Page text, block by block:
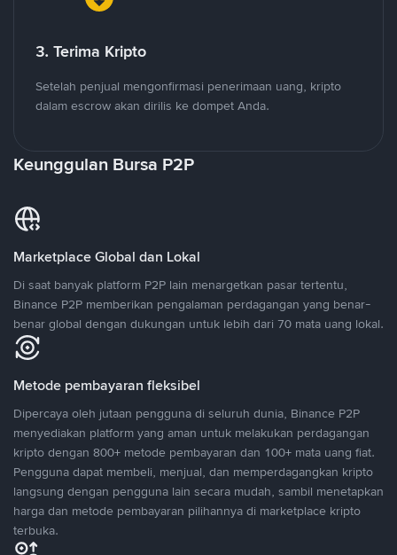
3. Terima Kripto
Setelah penjual mengonfirmasi penerimaan uang, kripto
dalam escrow akan dirilis ke dompet Anda.
Keunggulan Bursa P2P
Marketplace Global dan Lokal
Di saat banyak platform P2P lain menargetkan pasar tertentu,
Binance P2P memberikan pengalaman perdagangan yang benar-
benar global dengan dukungan untuk lebih dari 70 mata uang lokal.
Metode pembayaran fleksibel
Dipercaya oleh jutaan pengguna di seluruh dunia, Binance P2P
menyediakan platform yang aman untuk melakukan perdagangan
kripto dengan 800+ metode pembayaran dan 100+ mata uang fiat.
Pengguna dapat membeli, menjual, dan memperdagangkan kripto
langsung dengan pengguna lain secara mudah, sambil menetapkan
harga dan metode pembayaran pilihannya di marketplace kripto
terbuka.